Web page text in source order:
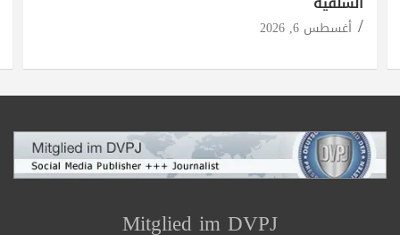
أغسطس 6, 2026
Mitglied im DVPJ